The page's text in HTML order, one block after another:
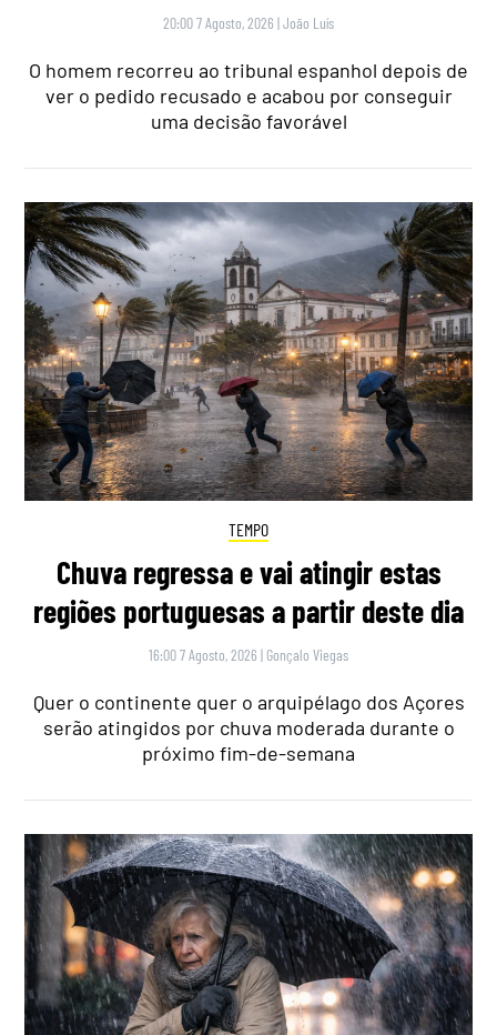
20:00 7 Agosto, 2026 |João Luís
O homem recorreu ao tribunal espanhol depois de
ver o pedido recusado e acabou por conseguir
uma decisão favorável
TEMPO
Chuva regressa e vai atingir estas
regiões portuguesas a partir deste dia
16:00 7 Agosto, 2026 | Gonçalo Viegas
Quer o continente quer o arquipélago dos Açores
serão atingidos por chuva moderada durante o
próximo fim-de-semana